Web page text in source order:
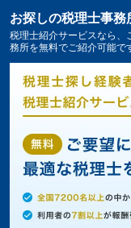
鳴門の税理士・
お探しの税理士事務
税理士紹介サービスなら、
務所を無料でご紹介可能で